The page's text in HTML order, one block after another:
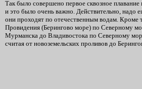
Так было совершено первое сквозное
и это было очень важно. Действительно, надо
они проходят по отечественным водам. Кроме
Провидения (Берингово море) по Северному
Мурманска до Владивостока по Северному
считая от новоземельских проливов до